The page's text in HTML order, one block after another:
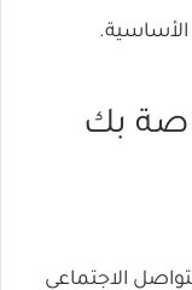
بك
الاجتماعي